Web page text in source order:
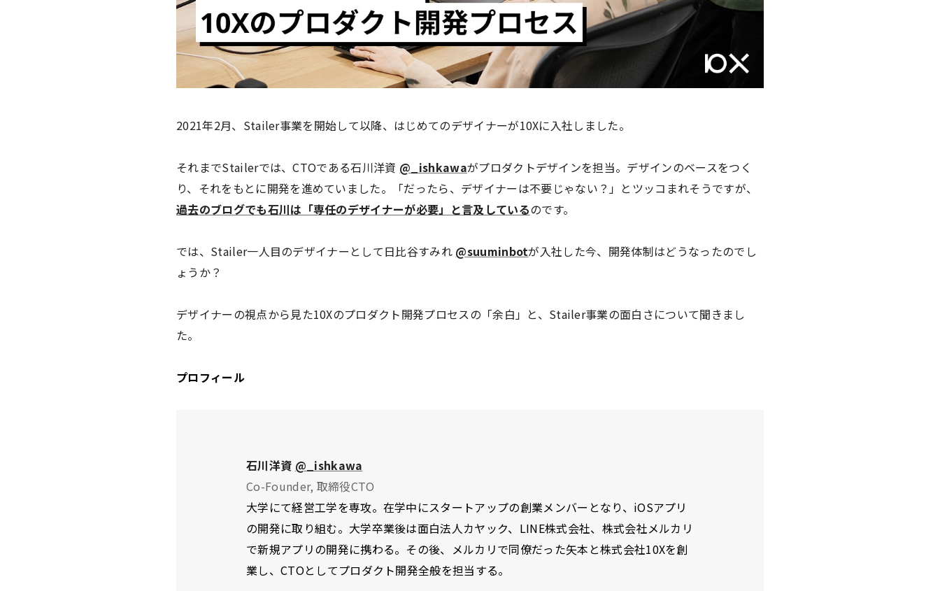
2021年2月、Stailer事業を開始して以降、はじめてのデザイナーが10Xに入社しました。
それまでStailerでは、CTOである石川洋資 @_ishkawaがプロダクトデザインを担当。デザインのベースをつく
り、それをもとに開発を進めていました。「だったら、デザイナーは不要じゃない？」とツッコまれそうですが、
過去のブログでも石川は「専任のデザイナーが必要」と言及しているのです。
では、Stailer一人目のデザイナーとして日比谷すみれ @suuminbotが入社した今、開発体制はどうなったのでし
ょうか？
デザイナーの視点から見た10Xのプロダクト開発プロセスの「余白」と、Stailer事業の面白さについて聞きまし
た。
プロフィール
石川洋資 @_ishkawa
Co-Founder, 取締役CTO
大学にて経営工学を専攻。在学中にスタートアップの創業メンバーとなり、iOSアプリ
の開発に取り組む。大学卒業後は面白法人カヤック、LINE株式会社、株式会社メルカリ
で新規アプリの開発に携わる。その後、メルカリで同僚だった矢本と株式会社10Xを創
業し、CTOとしてプロダクト開発全般を担当する。